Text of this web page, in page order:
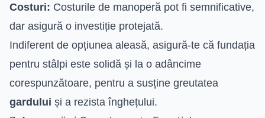
Costuri: Costurile de manoperă pot fi semnificative,
dar asigură o investiție protejată.
Indiferent de opțiunea aleasă, asigură-te că fundația
pentru stâlpi este solidă și la o adâncime
corespunzătoare, pentru a susține greutatea
gardului și a rezista înghețului.